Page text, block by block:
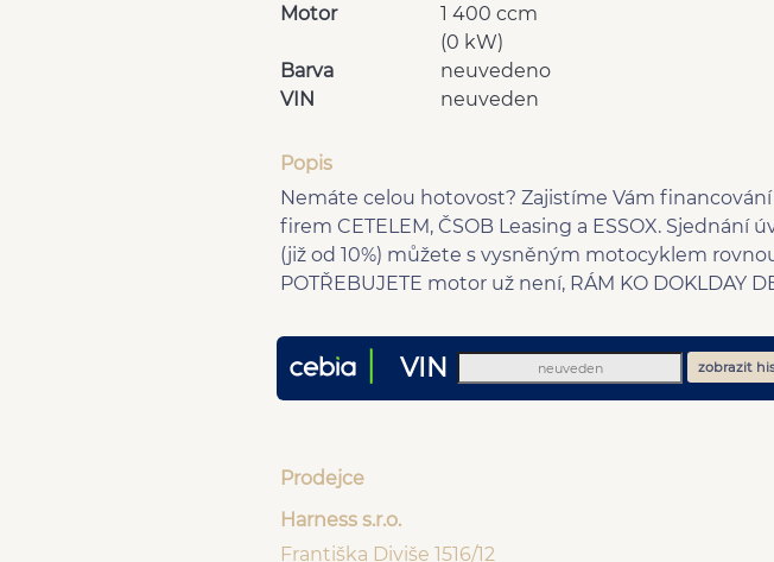
Motor
1 400 ccm
(0 kW)
Barva
neuvedeno
VIN
neuveden
Popis
Nemáte celou hotovost? Zajistíme Vám
firem CETELEM, ČSOB Leasing a ESSOX.
(již od 10%) můžete s vysněným motocyklem
POTŘEBUJETE motor už není, RÁM KO DOKLDAY
VIN zobrazit
Prodejce
Harness s.r.o.
Františka Diviše 1516/12